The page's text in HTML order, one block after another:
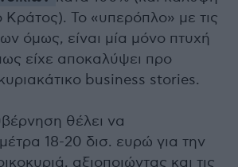
Το «υπερόπλο» με τις
όμως, είναι μία μόνο πτυχή
είχε αποκαλύψει προ
business stories.
θέλει να
18-20 δισ. ευρώ για την
αξιοποιώντας και τις